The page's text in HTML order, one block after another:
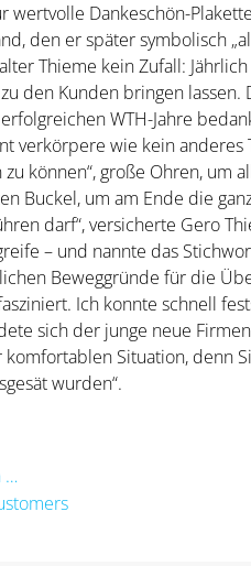
wertvolle Dankeschön-
den er später symbolisch
Thieme kein Zufall:
den Kunden bringen
WTH-Jahre
verkörpere wie kein
können“, große Ohren, um
Buckel, um am Ende die
darf“, versicherte Gero
– und nannte das
Beweggründe für die
Ich konnte schnell
sich der junge neue
Situation, denn
wurden“.
…